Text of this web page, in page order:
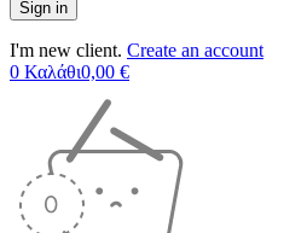
I'm new client. Create an account
0 Καλάθι0,00 €